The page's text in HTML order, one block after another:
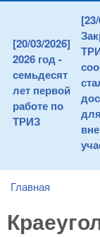
[20/03/2026]
2026 год -
семьдесят
лет первой
работе по
ТРИЗ
для
You are here
Главная